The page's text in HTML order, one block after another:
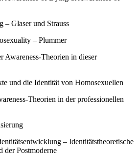
– Glaser und Strauss
– Plummer
Awareness-Theorien in dieser
und die Identität von Homosexuellen
Theorien in der professionellen
– Identitätstheoretische
der Postmoderne